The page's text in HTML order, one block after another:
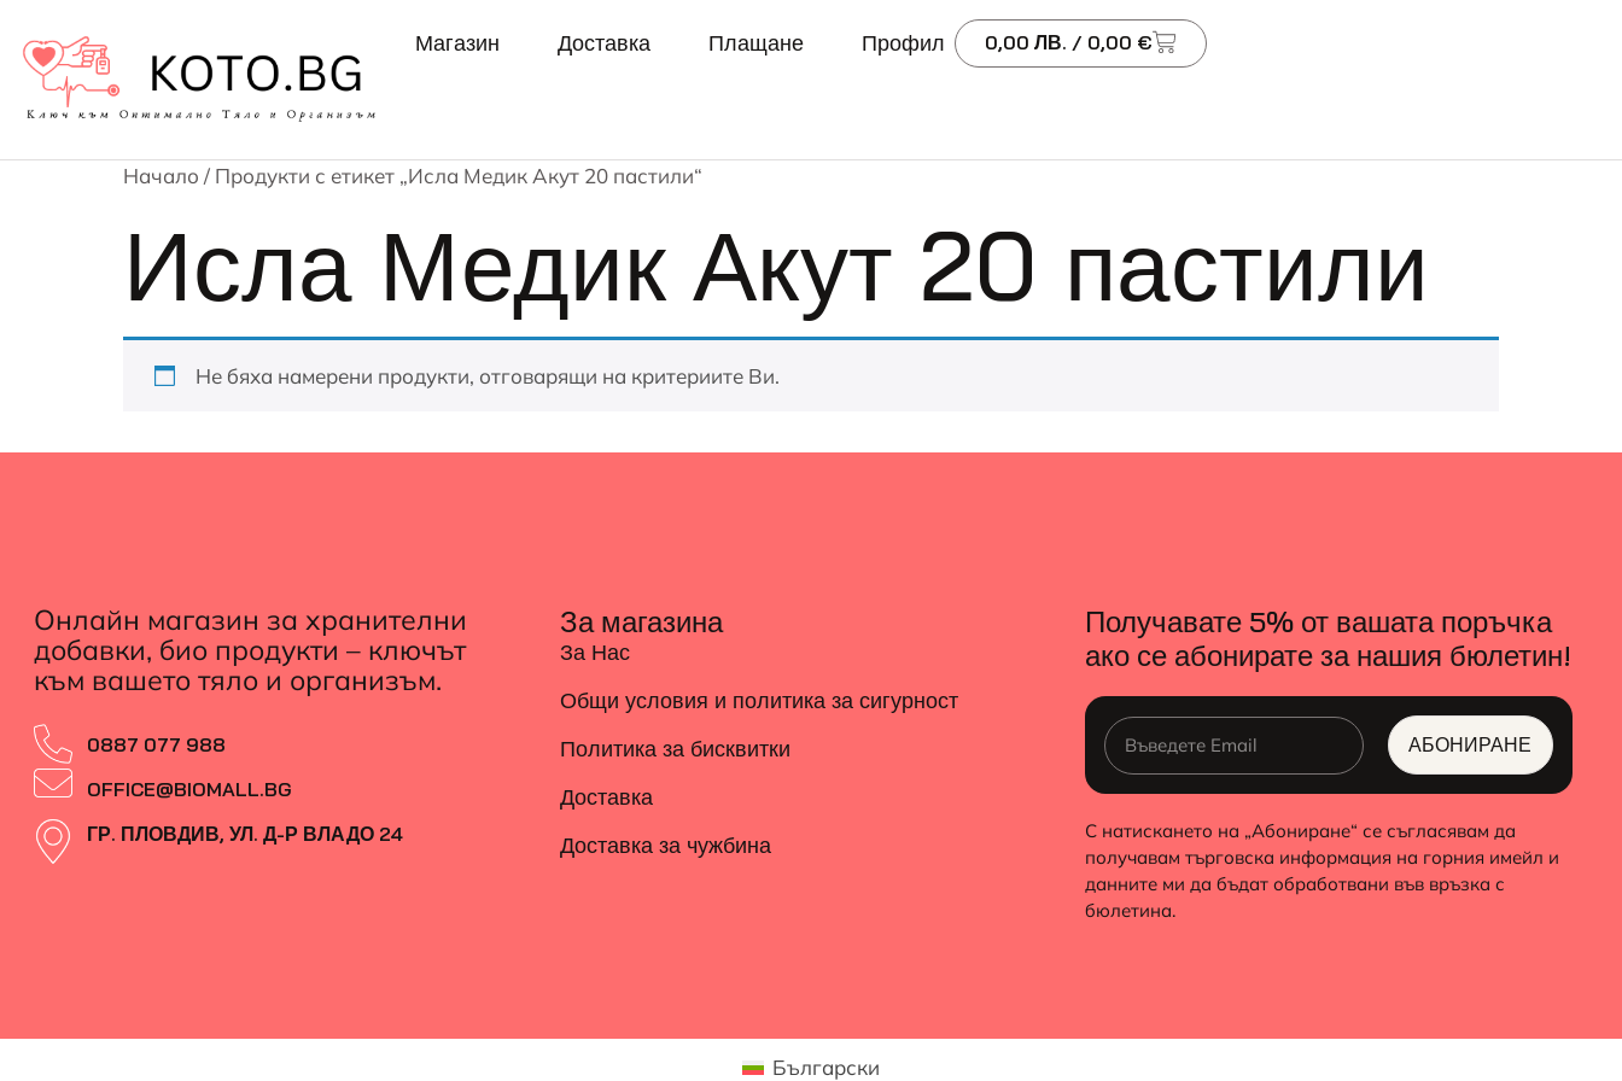
Магазин Доставка Плащане Профил 0,00 ЛВ. / 0,00 €
Начало / Продукти с етикет „Исла Медик Акут 20 пастили“
Исла Медик Акут 20 пастили
Не бяха намерени продукти, отговарящи на критериите Ви.
Онлайн магазин за хранителни
добавки, био продукти – ключът
към вашето тяло и организъм.
0887 077 988
OFFICE@BIOMALL.BG
ГР. ПЛОВДИВ, УЛ. Д-Р ВЛАДО 24
За магазина
За Нас
Общи условия и политика за сигурност
Политика за бисквитки
Доставка
Доставка за чужбина
Получавате 5% от вашата поръчка
ако се абонирате за нашия бюлетин!
АБОНИРАНЕ
ALTERNATIVE:
С натискането на „Абониране“ се съгласявам да
получавам търговска информация на горния имейл и
данните ми да бъдат обработвани във връзка с
бюлетина.
Български